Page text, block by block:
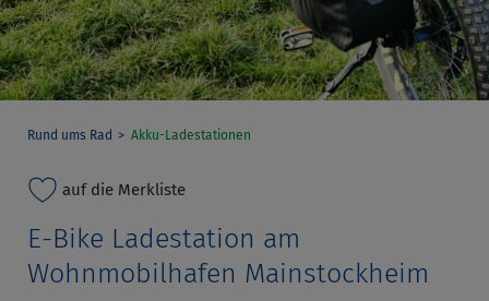
Rund ums Rad Akku-Ladestationen
auf die Merkliste
E-Bike Ladestation am
Wohnmobilhafen Mainstockheim